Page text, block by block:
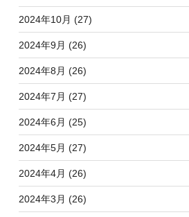
2024年10月 (27)
2024年9月 (26)
2024年8月 (26)
2024年7月 (27)
2024年6月 (25)
2024年5月 (27)
2024年4月 (26)
2024年3月 (26)